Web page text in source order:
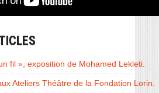
fil », exposition de Mohamed Lekleti.
Ateliers Théâtre de la Fondation Lorin.